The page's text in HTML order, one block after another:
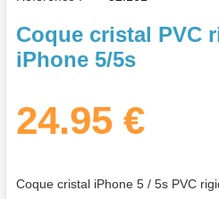
Coque cristal PVC
iPhone 5/5s
24.95 €
Coque cristal iPhone 5 / 5s PVC